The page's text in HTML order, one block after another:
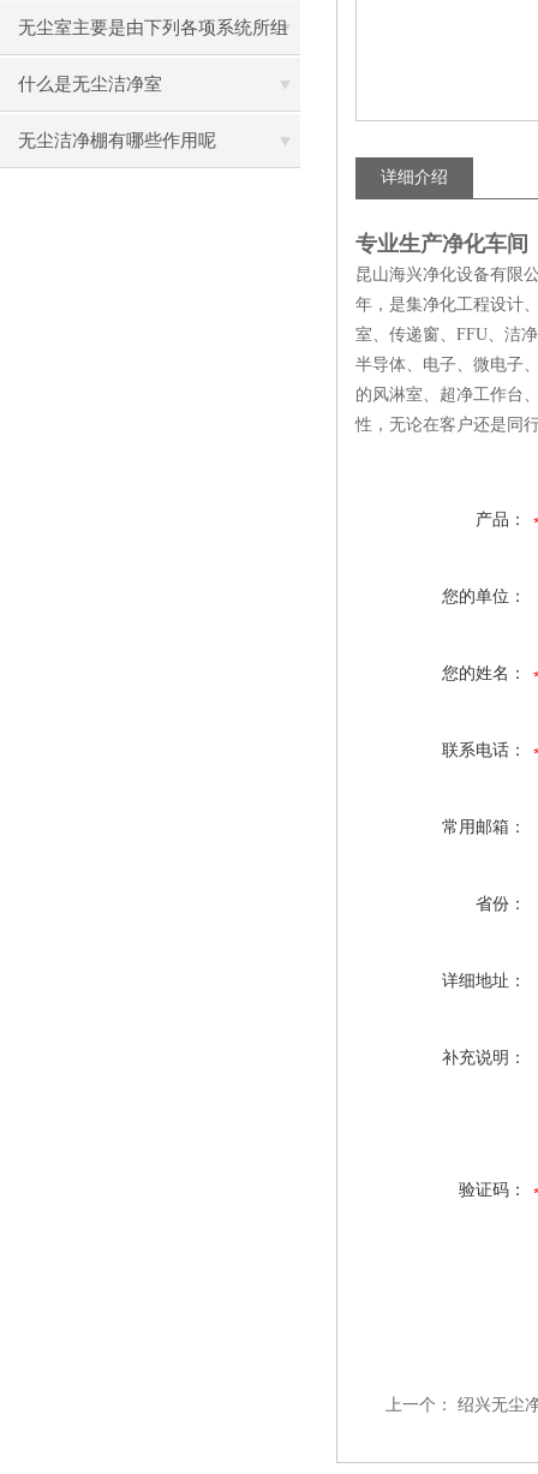
无尘室主要是由下列各项系统所组
成的
什么是无尘洁净室
无尘洁净棚有哪些作用呢
详细介绍
专业生产净化车间
昆山海兴净化设备有限
年，是集净化工程设计
室、传递窗、FFU、洁
半导体、电子、微电子
的风淋室、超净工作台
性，无论在客户还是同
产品：
您的单位：
您的姓名：
联系电话：
常用邮箱：
省份：
详细地址：
补充说明：
验证码：
上一个： 绍兴无尘